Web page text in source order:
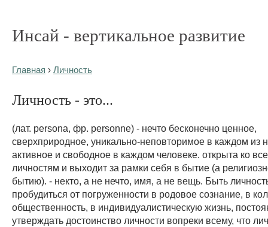
Инсай - вертикальное развитие
Главная › Личность
Личность - это...
(лат. persona, фр. personne) - нечто бесконечно ценное,
сверхприродное, уникально-неповторимое в каждом из
активное и свободное в каждом человеке. открыта ко
личностям и выходит за рамки себя в бытие (а
бытию). - некто, а не нечто, имя, а не вещь. Быть
пробудиться от погруженности в родовое сознание, в
общественность, в индивидуалистическую жизнь,
утверждать достоинство личности вопреки всему, что